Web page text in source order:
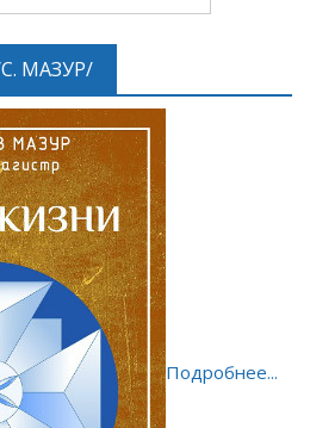
МАЗУР/
Подробнее...